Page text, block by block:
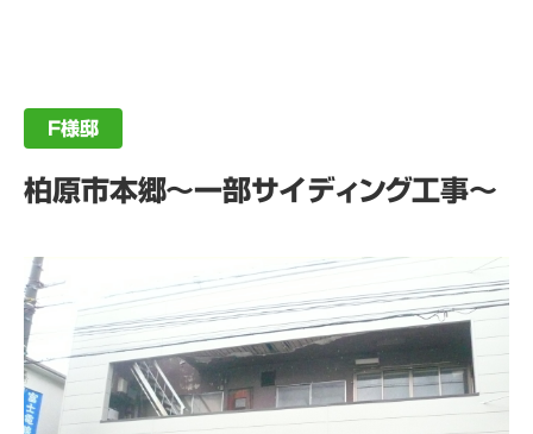
F様邸
柏原市本郷～一部サイディング工事～